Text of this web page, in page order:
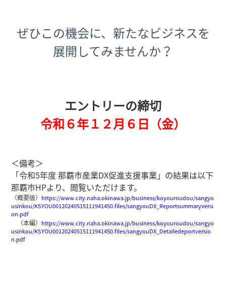
ぜひこの機会に、新たなビジネスを
展開してみませんか？
エントリーの締切
令和６年１２月６日（金）
＜備考＞
「令和5年度 那覇市産業DX促進支援事業」の結果は以下
那覇市HPより、閲覧いただけます。
（概要版） https://www.city.naha.okinawa.jp/business/koyouroudou/sangyo
usinkou/KSYOU00120240515111941450.files/sangyouDX_Reportsummaryversi
on.pdf
（本編） https://www.city.naha.okinawa.jp/business/koyouroudou/sangyo
usinkou/KSYOU00120240515111941450.files/sangyouDX_Detailedeportversio
n.pdf